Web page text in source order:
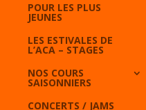
POUR LES PLUS
JEUNES
LES ESTIVALES DE
L’ACA – STAGES
NOS COURS
SAISONNIERS
CONCERTS / JAMS